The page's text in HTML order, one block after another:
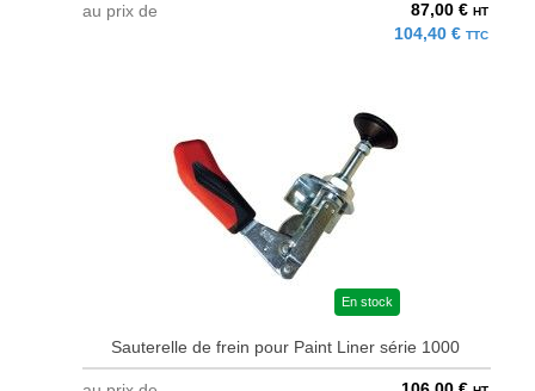
au prix de 87,00 € HT
104,40 € TTC
En stock
Sauterelle de frein pour Paint Liner série 1000